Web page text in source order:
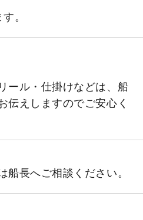
。
ール・仕掛けなどは、船
伝えしますのでご安心く
船長へご相談ください。